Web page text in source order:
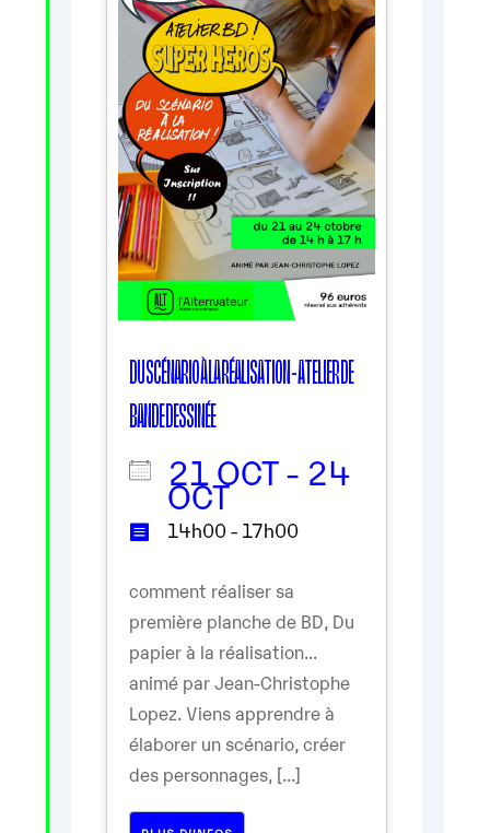
DU SCÉNARIO À LA RÉALISATION - ATELIER DE
BANDE DESSINÉE
21 OCT - 24
OCT
14h00 - 17h00
comment réaliser sa
première planche de BD, Du
papier à la réalisation...
animé par Jean-Christophe
Lopez. Viens apprendre à
élaborer un scénario, créer
des personnages, [...]